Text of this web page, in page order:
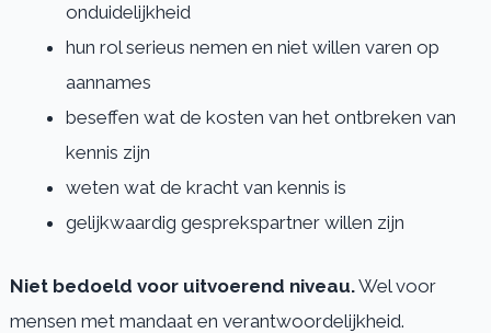
onduidelijkheid
hun rol serieus nemen en niet willen varen op
aannames
beseffen wat de kosten van het ontbreken van
kennis zijn
weten wat de kracht van kennis is
gelijkwaardig gesprekspartner willen zijn
Niet bedoeld voor uitvoerend niveau.Wel voor
mensen met mandaat en verantwoordelijkheid.